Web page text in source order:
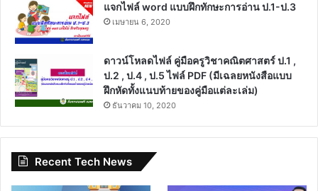
แจกไฟล์ word แบบฝึกทักษะการอ่าน ป.1-ป.3
เมษายน 6, 2020
ดาวน์โหลดไฟล์ คู่มือครูวิชาคณิตศาสตร์ ป.1 ,
ป.2 , ป.4 , ป.5 ไฟล์ PDF (มีเฉลยหนังสือแบบ
ฝึกหัดทั้งแนบท้ายของคู่มือแต่ละเล่ม)
ธันวาคม 10, 2020
Recent Tech News